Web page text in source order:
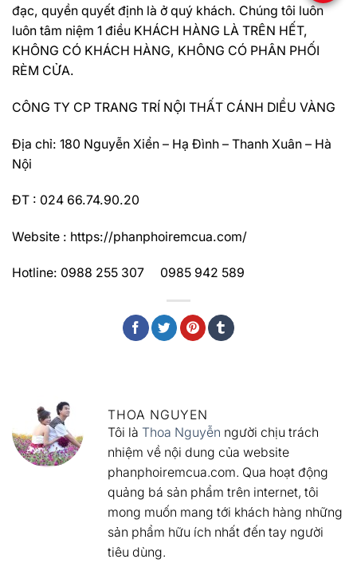
đạc, quyền quyết định là ở quý khách. Chúng tôi luôn
luôn tâm niệm 1 điều KHÁCH HÀNG LÀ TRÊN HẾT,
KHÔNG CÓ KHÁCH HÀNG, KHÔNG CÓ PHÂN PHỐI
RÈM CỬA.
CÔNG TY CP TRANG TRÍ NỘI THẤT CÁNH DIỀU VÀNG
Địa chỉ: 180 Nguyễn Xiển – Hạ Đình – Thanh Xuân – Hà
Nội
ĐT : 024 66.74.90.20
Website : https://phanphoiremcua.com/
Hotline: 0988 255 307 0985 942 589
THOA NGUYEN
Tôi là Thoa Nguyễn người chịu trách
nhiệm về nội dung của website
phanphoiremcua.com. Qua hoạt động
quảng bá sản phẩm trên internet, tôi
mong muốn mang tới khách hàng những
sản phẩm hữu ích nhất đến tay người
tiêu dùng.